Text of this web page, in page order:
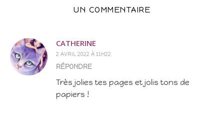
UN COMMENTAIRE
CATHERINE
2 AVRIL 2022 À 11H22
RÉPONDRE
Très jolies tes pages et jolis tons de
papiers !